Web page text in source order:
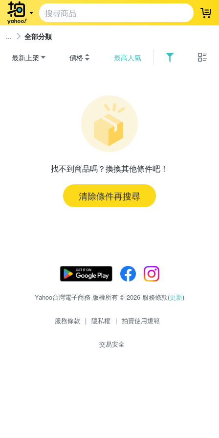
登
全部分類
最新上架 價格 最高人氣
找不到商品嗎？換換其他條件吧！
清除條件再搜尋
Yahoo台灣電子商務 版權所有 © 2026 服務條款(更新)
服務條款 | 隱私權 | 拍賣使用規範
交易安全